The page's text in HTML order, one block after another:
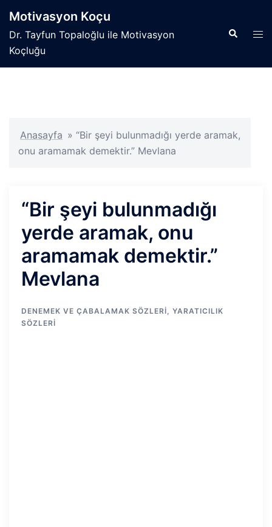
atlaMotivasyon Koçu
Dr. Tayfun Topaloğlu ile Motivasyon
Koçluğu
Search
Anasayfa » “Bir şeyi bulunmadığı yerde aramak,
onu aramamak demektir.” Mevlana
“Bir şeyi bulunmadığı
yerde aramak, onu
aramamak demektir.”
Mevlana
DENEMEK VE ÇABALAMAK SÖZLERI, YARATICILIK
SÖZLERI